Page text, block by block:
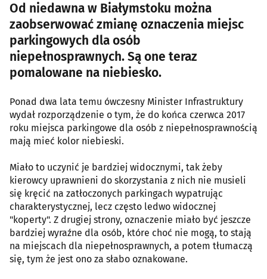
Od niedawna w Białymstoku można
zaobserwować zmianę oznaczenia miejsc
parkingowych dla osób
niepełnosprawnych. Są one teraz
pomalowane na niebiesko.
Ponad dwa lata temu ówczesny Minister Infrastruktury
wydał rozporządzenie o tym, że do końca czerwca 2017
roku miejsca parkingowe dla osób z niepełnosprawnością
mają mieć kolor niebieski.
Miało to uczynić je bardziej widocznymi, tak żeby
kierowcy uprawnieni do skorzystania z nich nie musieli
się kręcić na zatłoczonych parkingach wypatrując
charakterystycznej, lecz często ledwo widocznej
"koperty". Z drugiej strony, oznaczenie miało być jeszcze
bardziej wyraźne dla osób, które choć nie mogą, to stają
na miejscach dla niepełnosprawnych, a potem tłumaczą
się, tym że jest ono za słabo oznakowane.